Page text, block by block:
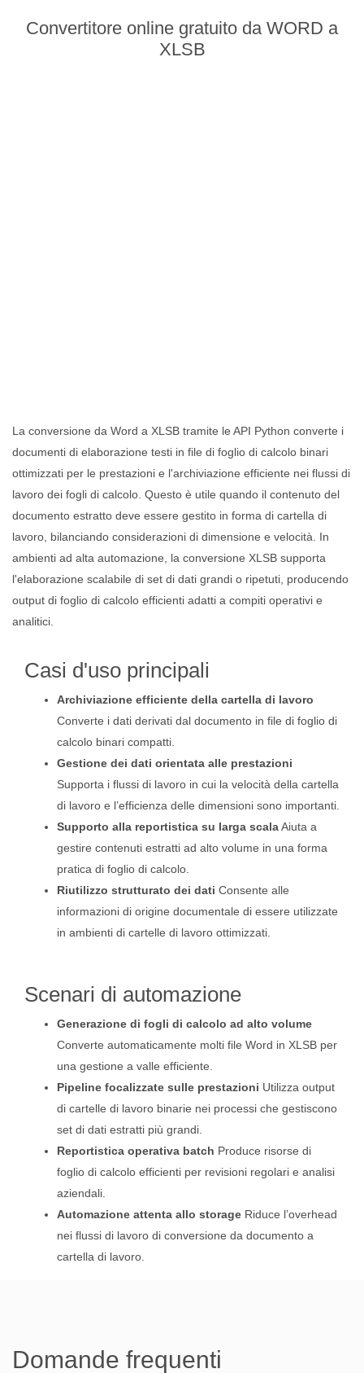
Convertitore online gratuito da WORD a
XLSB
La conversione da Word a XLSB tramite le API Python converte i
documenti di elaborazione testi in file di foglio di calcolo binari
ottimizzati per le prestazioni e l'archiviazione efficiente nei flussi di
lavoro dei fogli di calcolo. Questo è utile quando il contenuto del
documento estratto deve essere gestito in forma di cartella di
lavoro, bilanciando considerazioni di dimensione e velocità. In
ambienti ad alta automazione, la conversione XLSB supporta
l'elaborazione scalabile di set di dati grandi o ripetuti, producendo
output di foglio di calcolo efficienti adatti a compiti operativi e
analitici.
Casi d'uso principali
Archiviazione efficiente della cartella di lavoro
Converte i dati derivati dal documento in file di foglio di
calcolo binari compatti.
Gestione dei dati orientata alle prestazioni
Supporta i flussi di lavoro in cui la velocità della cartella
di lavoro e l’efficienza delle dimensioni sono importanti.
Supporto alla reportistica su larga scalaAiuta a
gestire contenuti estratti ad alto volume in una forma
pratica di foglio di calcolo.
Riutilizzo strutturato dei dati Consente alle
informazioni di origine documentale di essere utilizzate
in ambienti di cartelle di lavoro ottimizzati.
Scenari di automazione
Generazione di fogli di calcolo ad alto volume
Converte automaticamente molti file Word in XLSB per
una gestione a valle efficiente.
Pipeline focalizzate sulle prestazioni Utilizza output
di cartelle di lavoro binarie nei processi che gestiscono
set di dati estratti più grandi.
Reportistica operativa batch Produce risorse di
foglio di calcolo efficienti per revisioni regolari e analisi
aziendali.
Automazione attenta allo storage Riduce l’overhead
nei flussi di lavoro di conversione da documento a
cartella di lavoro.
Domande frequenti